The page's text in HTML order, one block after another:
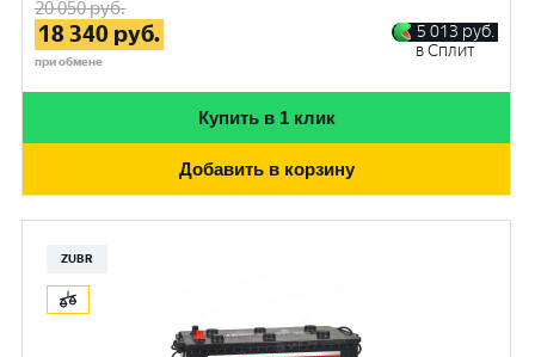
20 050руб.
18 340 руб.
при обмене
5 013 руб.
в Сплит
Купить в 1 клик
Добавить в корзину
ZUBR